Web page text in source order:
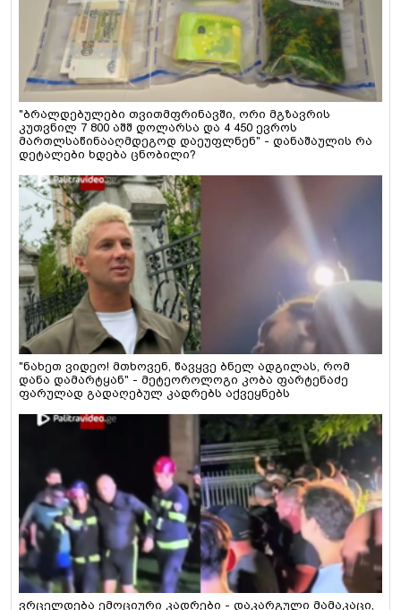
"ბრალდებულები თვითმფრინავში, ორი მგზავრის
კუთვნილ 7 800 აშშ დოლარსა და 4 450 ევროს
მართლსაწინააღმდეგოდ დაეუფლნენ" - დანაშაულის რა
დეტალები ხდება ცნობილი?
"ნახეთ ვიდეო! მთხოვენ, წავყვე ბნელ ადგილას, რომ
დანა დამარტყან" - მეტეოროლოგი კობა ფარტენაძე
ფარულად გადაღებულ კადრებს აქვეყნებს
ვრცელდება ემოციური კადრები - დაკარგული მამაკაცი,